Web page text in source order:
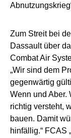
Zum Streit bei
Dassault über
Combat Air
„Wir sind dem
gegenwärtig
Wenn und Aber.
richtig versteht,
bauen. Damit
hinfällig.“ FCAS